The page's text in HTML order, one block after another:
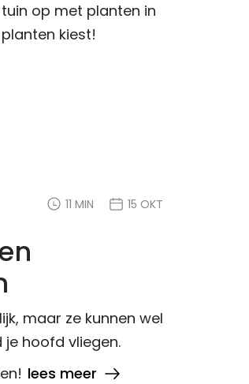
op met planten in
kiest!
11 MIN 15 OKT
maar ze kunnen wel
hoofd vliegen.
lees meer